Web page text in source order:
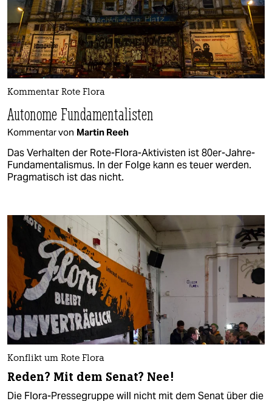
Kommentar Rote Flora
Autonome Fundamentalisten
Kommentar von Martin Reeh
Das Verhalten der Rote-Flora-Aktivisten ist 80er-Jahre-
Fundamentalismus. In der Folge kann es teuer werden.
Pragmatisch ist das nicht.
Konflikt um Rote Flora
Reden? Mit dem Senat? Nee!
Die Flora-Pressegruppe will nicht mit dem Senat über die